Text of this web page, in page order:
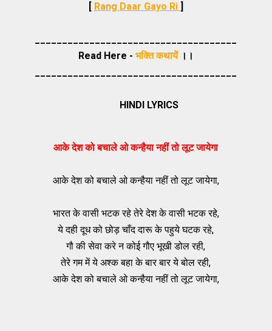
[ Rang Daar Gayo Ri ]
Read Here - भक्ति कथायें।।
HINDI LYRICS
आके देश को बचाले ओ कन्हैया नहीं तो लूट जायेगा
आके देश को बचाले ओ कन्हैया नहीं तो लूट जायेगा,
भारत के वासी भटक रहे तेरे देश के वासी भटक रहे,
ये दही दूध को छोड़ चाँद दारू के पहुये घटक रहे,
गौ की सेवा करे न कोई गौए भूखी डोल रही,
तेरे गम में ये अश्क बहा के बार बार ये बोल रही,
आके देश को बचाले ओ कन्हैया नहीं तो लूट जायेगा,